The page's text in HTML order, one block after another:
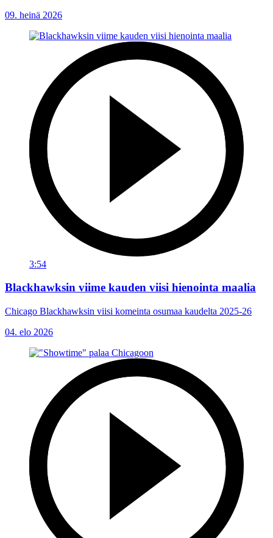
09. heinä 2026
3:54
Blackhawksin viime kauden viisi hienointa maalia
Chicago Blackhawksin viisi komeinta osumaa kaudelta 2025-26
04. elo 2026